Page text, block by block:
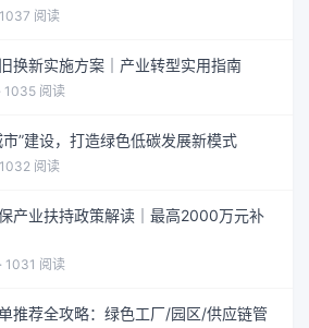
阅读
换新实施方案｜产业转型实用指南
阅读
”建设，打造绿色低碳发展新模式
阅读
产业扶持政策解读｜最高2000万元补
阅读
推荐全攻略：绿色工厂/园区/供应链管